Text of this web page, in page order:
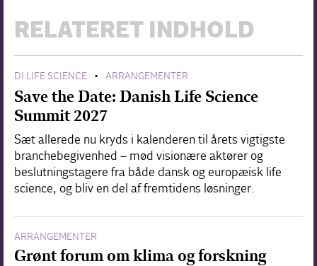
RELATERET INDHOLD
DI LIFE SCIENCE • ARRANGEMENTER
Save the Date: Danish Life Science
Summit 2027
Sæt allerede nu kryds i kalenderen til årets vigtigste
branchebegivenhed – mød visionære aktører og
beslutningstagere fra både dansk og europæisk life
science, og bliv en del af fremtidens løsninger.
ARRANGEMENTER
Grønt forum om klima og forskning